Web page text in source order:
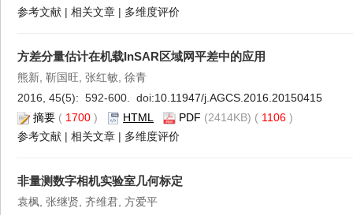
参考文献 | 相关文章 | 多维度评价
方差分量估计在机载InSAR区域网平差中的应用
熊新, 靳国旺, 张红敏, 徐青
2016, 45(5): 592-600. doi:10.11947/j.AGCS.2016.20150415
摘要 ( 1700 ) HTML PDF (2414KB) ( 1106 )
参考文献 | 相关文章 | 多维度评价
非量测数字相机实验室几何标定
袁枫, 张继贤, 齐维君, 方爱平